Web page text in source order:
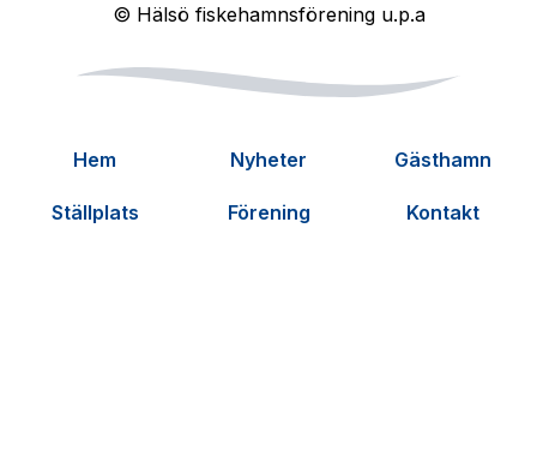
© Hälsö fiskehamnsförening u.p.a
Hem Nyheter Gästhamn
Ställplats Förening Kontakt